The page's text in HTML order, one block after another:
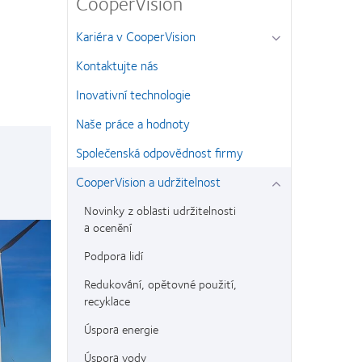
Kariéra v CooperVision
Kontaktujte nás
Inovativní technologie
Naše práce a hodnoty
Společenská odpovědnost firmy
CooperVision a udržitelnost
Novinky z oblasti udržitelnosti
a ocenění
Podpora lidí
Redukování, opětovné použití,
recyklace
Úspora energie
Úspora vody